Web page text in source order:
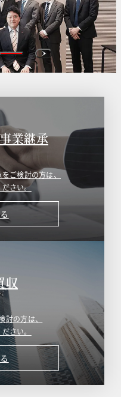
業継承
ご検討の方は、
ださい。
収
討の方は、
さい。